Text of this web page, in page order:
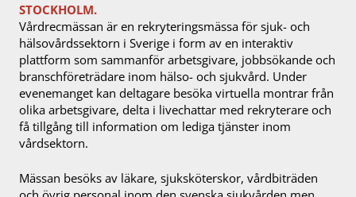
STOCKHOLM.
Vårdrecmässan är en rekryteringsmässa för sjuk- och
hälsovårdssektorn i Sverige i form av en interaktiv
plattform som sammanför arbetsgivare, jobbsökande och
branschföreträdare inom hälso- och sjukvård. Under
evenemanget kan deltagare besöka virtuella montrar från
olika arbetsgivare, delta i livechattar med rekryterare och
få tillgång till information om lediga tjänster inom
vårdsektorn.
Mässan besöks av läkare, sjuksköterskor, vårdbiträden